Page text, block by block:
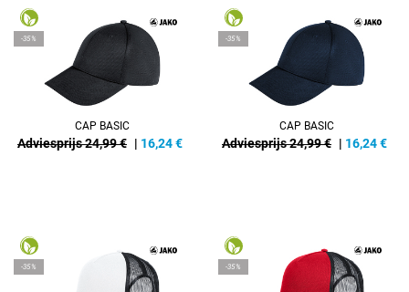
-35%
CAP BASIC
Adviesprijs 24,99 € | 16,24€
-35%
CAP BASIC
Adviesprijs 24,99 € | 16,24€
-35% -35%